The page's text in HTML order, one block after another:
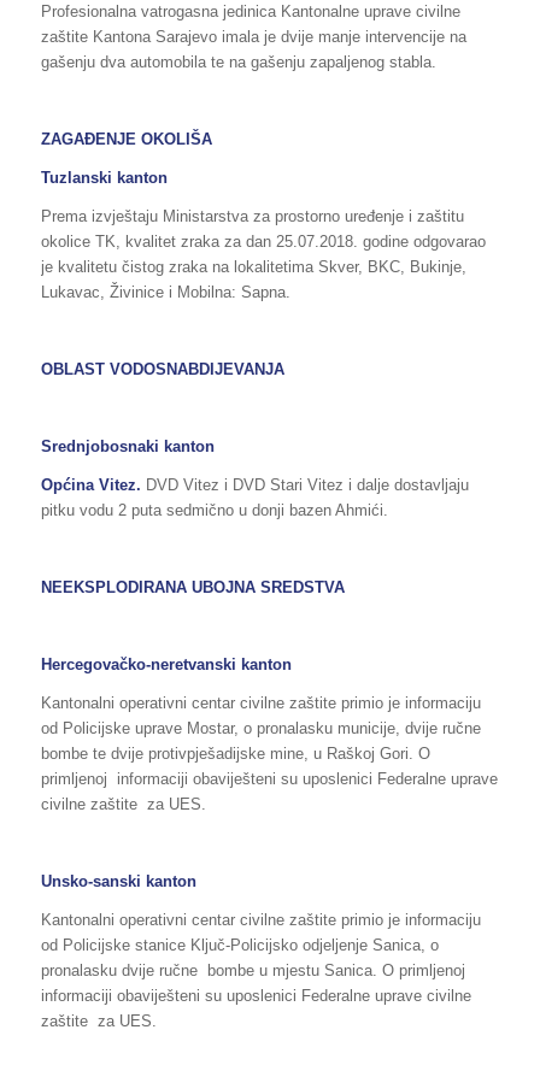
Profesionalna vatrogasna jedinica Kantonalne uprave civilne
zaštite Kantona Sarajevo imala je dvije manje intervencije na
gašenju dva automobila te na gašenju zapaljenog stabla.
ZAGAĐENJE OKOLIŠA
Tuzlanski kanton
Prema izvještaju Ministarstva za prostorno uređenje i zaštitu
okolice TK, kvalitet zraka za dan 25.07.2018. godine odgovarao
je kvalitetu čistog zraka na lokalitetima Skver, BKC, Bukinje,
Lukavac, Živinice i Mobilna: Sapna.
OBLAST VODOSNABDIJEVANJA
Srednjobosnaki kanton
Općina Vitez. DVD Vitez i DVD Stari Vitez i dalje dostavljaju
pitku vodu 2 puta sedmično u donji bazen Ahmići.
NEEKSPLODIRANA UBOJNA SREDSTVA
Hercegovačko-neretvanski kanton
Kantonalni operativni centar civilne zaštite primio je informaciju
od Policijske uprave Mostar, o pronalasku municije, dvije ručne
bombe te dvije protivpješadijske mine, u Raškoj Gori. O
primljenoj informaciji obaviješteni su uposlenici Federalne uprave
civilne zaštite za UES.
Unsko-sanski kanton
Kantonalni operativni centar civilne zaštite primio je informaciju
od Policijske stanice Ključ-Policijsko odjeljenje Sanica, o
pronalasku dvije ručne bombe u mjestu Sanica. O primljenoj
informaciji obaviješteni su uposlenici Federalne uprave civilne
zaštite za UES.